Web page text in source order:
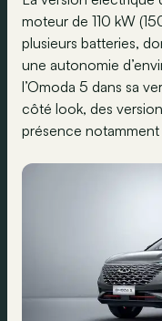
moteur de 110 kW
plusieurs batteries,
une autonomie
l’Omoda 5 dans sa
côté look, des
présence